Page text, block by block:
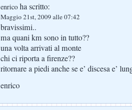
enrico ha scritto:
Maggio 21st, 2009 alle 07:42
bravissimi..
ma quani km sono in tutto??
una volta arrivati al monte
chi ci riporta a firenze??
ritornare a piedi anche se e’ discesa e’
enrico